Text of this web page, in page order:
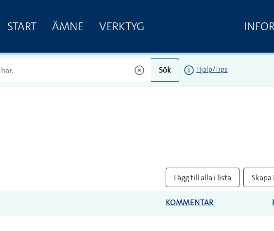
START ÄMNE VERKTYG
Sök Hjälp/Tips
Lägg till alla i lista Skapa
KOMMENTAR